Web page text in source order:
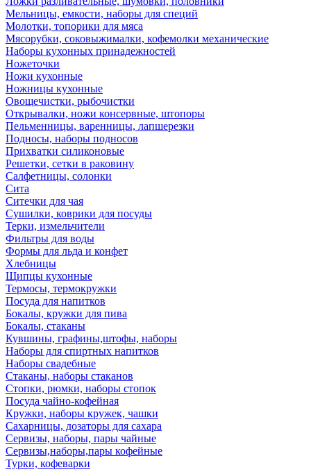
Мельницы, емкости, наборы для специй
Молотки, топорики для мяса
Мясорубки, соковыжималки, кофемолки механические
Наборы кухонных принадежностей
Ножеточки
Ножи кухонные
Ножницы кухонные
Овощечистки, рыбочистки
Открывалки, ножи консервные, штопоры
Пельменницы, варенницы, лапшерезки
Подносы, наборы подносов
Прихватки силиконовые
Решетки, сетки в раковину
Салфетницы, солонки
Сита
Ситечки для чая
Сушилки, коврики для посуды
Терки, измельчители
Фильтры для воды
Формы для льда и конфет
Хлебницы
Щипцы кухонные
Термосы, термокружки
Посуда для напитков
Бокалы, кружки для пива
Бокалы, стаканы
Кувшины, графины,штофы, наборы
Наборы для спиртных напитков
Наборы свадебные
Стаканы, наборы стаканов
Стопки, рюмки, наборы стопок
Посуда чайно-кофейная
Кружки, наборы кружек, чашки
Сахарницы, дозаторы для сахара
Сервизы, наборы, пары чайные
Сервизы,наборы,пары кофейные
Турки, кофеварки